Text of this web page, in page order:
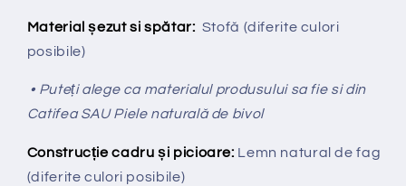
Material șezut si spătar: Stofă (diferite culori
posibile)
• Puteți alege ca materialul produsului sa fie si din
Catifea SAU Piele naturală de bivol
Construcție cadru și picioare: Lemn natural de fag
(diferite culori posibile)